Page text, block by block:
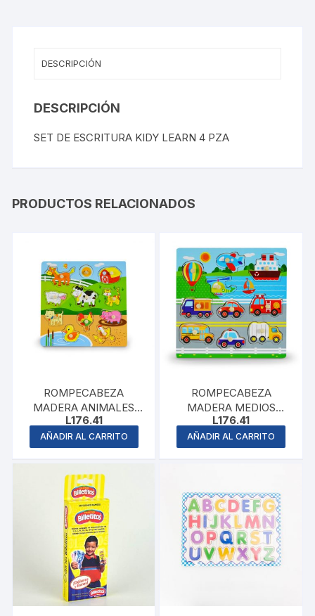
DESCRIPCIÓN
DESCRIPCIÓN
SET DE ESCRITURA KIDY LEARN 4 PZA
PRODUCTOS RELACIONADOS
ROMPECABEZA
MADERA ANIMALES
GRANJA
L176.41
AÑADIR AL CARRITO
ROMPECABEZA
MADERA MEDIOS
TRANSPORTE
L176.41
AÑADIR AL CARRITO